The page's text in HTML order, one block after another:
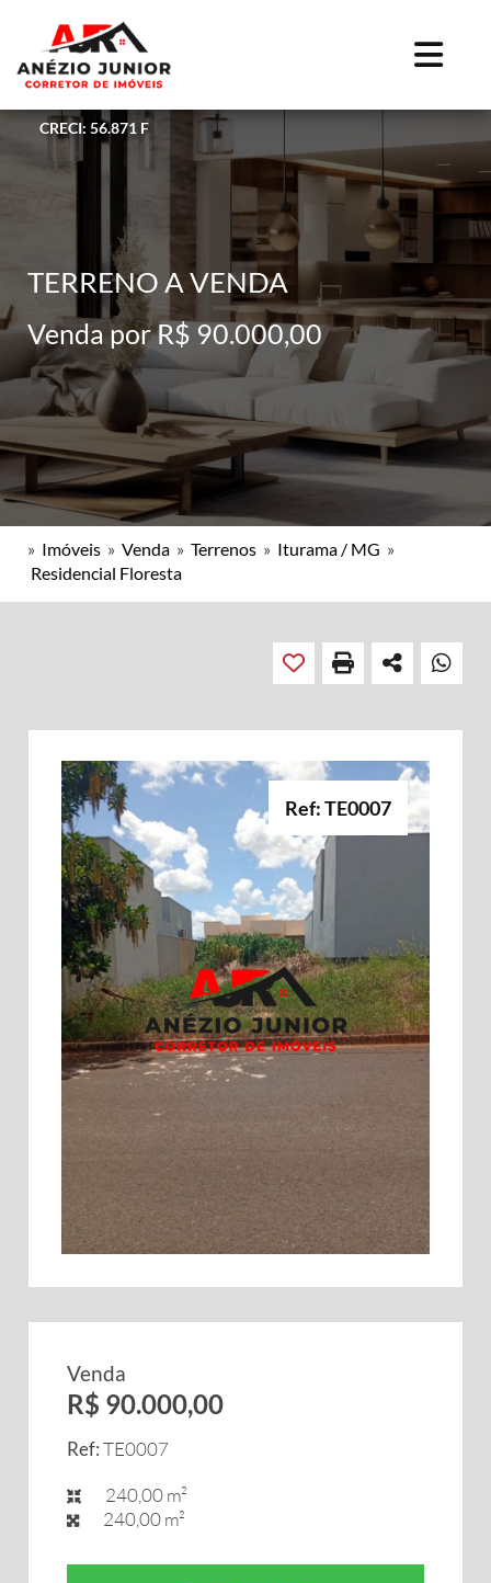
CRECI: 56.871 F
TERRENO A VENDA
Venda por R$ 90.000,00
» Imóveis » Venda » Terrenos » Iturama / MG »
Residencial Floresta
Ref: TE0007
Venda
R$ 90.000,00
Ref:TE0007
240,00 m²
240,00 m²